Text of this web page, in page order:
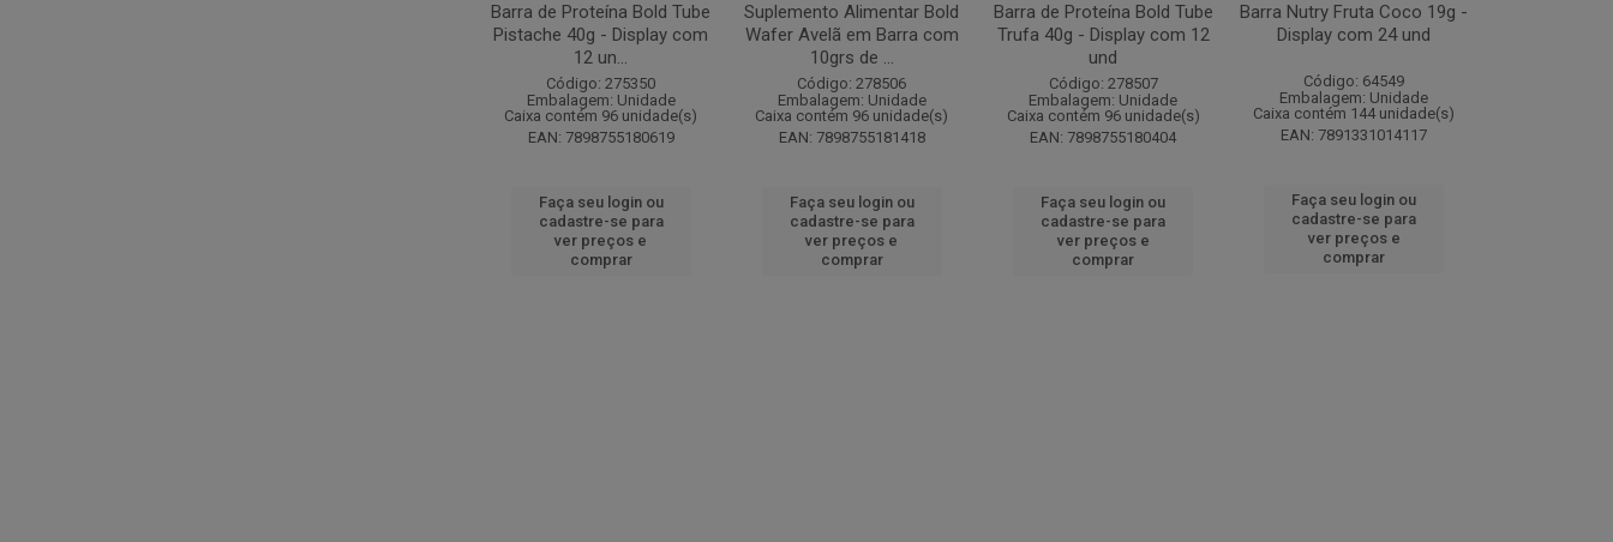
Barra de Proteína Bold Tube
Pistache 40g - Display com
12 un...
Código: 275350
Embalagem: Unidade
Caixa contém 96 unidade(s)
EAN: 7898755180619
Faça seu login ou
cadastre-se para
ver preços e
comprar
Suplemento Alimentar Bold
Wafer Avelã em Barra com
10grs de ...
Código: 278506
Embalagem: Unidade
Caixa contém 96 unidade(s)
EAN: 7898755181418
Faça seu login ou
cadastre-se para
ver preços e
comprar
Barra de Proteína Bold Tube
Trufa 40g - Display com 12
und
Código: 278507
Embalagem: Unidade
Caixa contém 96 unidade(s)
EAN: 7898755180404
Faça seu login ou
cadastre-se para
ver preços e
comprar
Barra Nutry Fruta Coco 19g -
Display com 24 und
Código: 64549
Embalagem: Unidade
Caixa contém 144 unidade(s)
EAN: 7891331014117
Faça seu login ou
cadastre-se para
ver preços e
comprar